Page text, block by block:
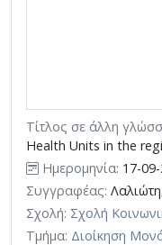
Τίτλος σε άλλη
Health Units in the
Ημερομηνία: 17-
Συγγραφέας:
Σχολή: Σχολή
Τμήμα: Διοίκηση